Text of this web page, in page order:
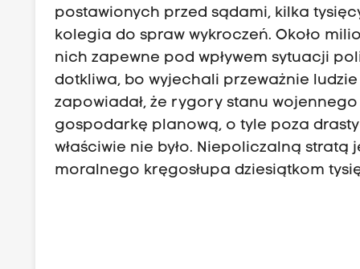
postawionych przed sądami, kilka
kolegia do spraw wykroczeń. Około
nich zapewne pod wpływem sytuacji
dotkliwa, bo wyjechali przeważnie ludzie
zapowiadał, że rygory stanu
gospodarkę planową, o tyle poza
właściwie nie było. Niepoliczalną
moralnego kręgosłupa dziesiątkom